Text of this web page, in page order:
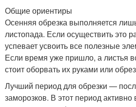
Общие ориентиры
Осенняя обрезка выполняется
листопада. Если осуществить это
успевает усвоить все полезные
Если время уже пришло, а листья
стоит оборвать их руками или
Лучший период для обрезки —
заморозков. В этот период активно